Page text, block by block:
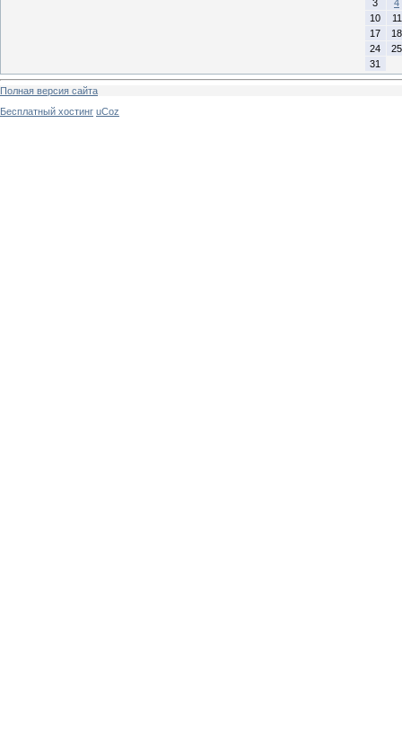
3
4
10
11
17
18
24
25
31
Полная версия сайта
Бесплатный хостинг uCoz